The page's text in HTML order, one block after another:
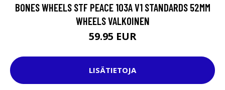
BONES WHEELS STF PEACE 103A V1 STANDARDS 52MM
WHEELS VALKOINEN
59.95 EUR
LISÄTIETOJA